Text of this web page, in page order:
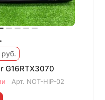
G16RTX3070
Арт. NOT-HIP-02